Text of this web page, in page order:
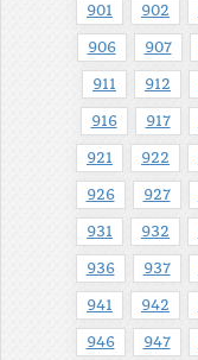
901 902
906 907
911 912
916 917
921 922
926 927
931 932
936 937
941 942
946 947